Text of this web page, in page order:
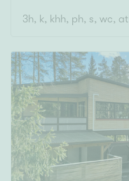
Rakennusvuosi
Uudiskohteet
Vain uudiskohteet
3h, k, khh, ph, s, wc, at